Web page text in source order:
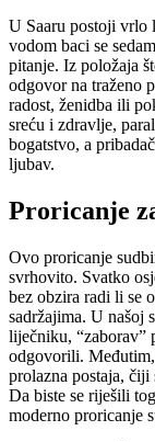
U Saaru postoji vrlo
vodom baci se
pitanje. Iz položaja
odgovor na traženo
radost, ženidba ili
sreću i zdravlje,
bogatstvo, a
ljubav.
Proricanje
Ovo proricanje
svrhovito. Svatko
bez obzira radi li se
sadržajima. U našoj
liječniku, “zaborav”
odgovorili.
prolazna postaja, čiji
Da biste se riješili
moderno proricanje